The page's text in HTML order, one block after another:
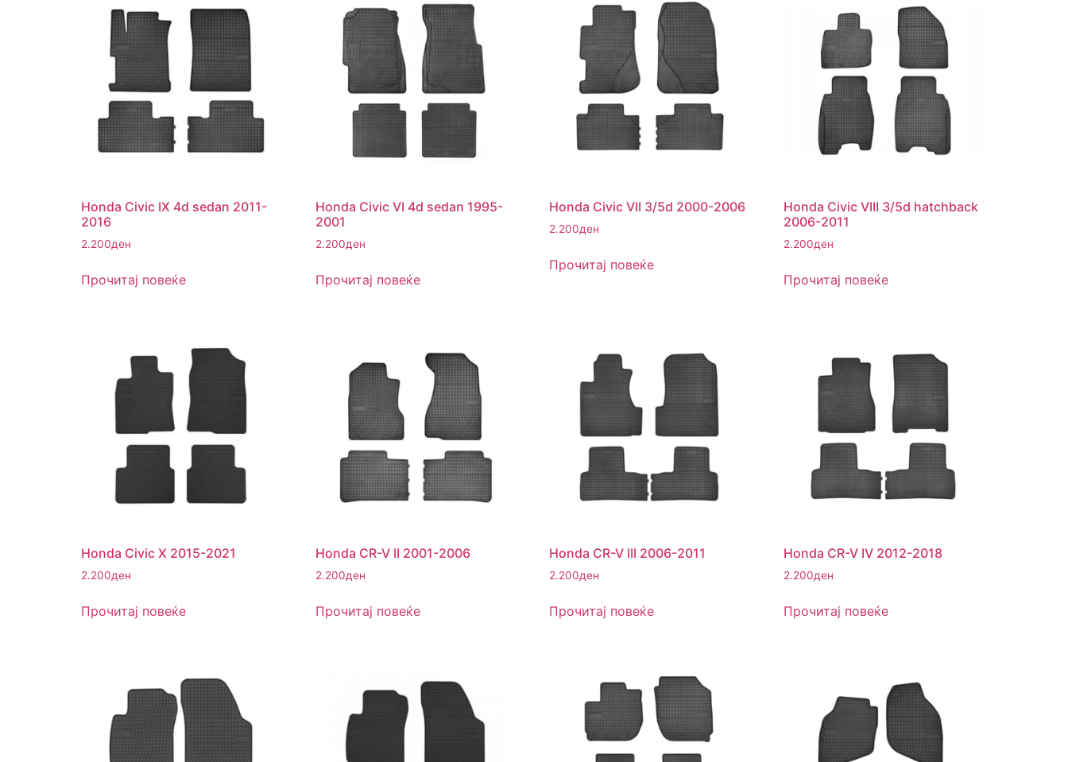
Honda Civic IX 4d sedan 2011-
2016
2.200ден
Прочитај повеќе
Honda Civic VI 4d sedan 1995-
2001
2.200ден
Прочитај повеќе
Honda Civic VII 3/5d 2000-2006
2.200ден
Прочитај повеќе
Honda Civic VIII 3/5d hatchback
2006-2011
2.200ден
Прочитај повеќе
Honda Civic X 2015-2021
2.200ден
Прочитај повеќе
Honda CR-V II 2001-2006
2.200ден
Прочитај повеќе
Honda CR-V III 2006-2011
2.200ден
Прочитај повеќе
Honda CR-V IV 2012-2018
2.200ден
Прочитај повеќе